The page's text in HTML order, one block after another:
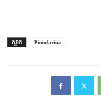
ស្លាក Pininfarina